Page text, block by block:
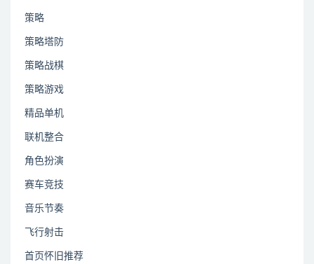
策略
策略塔防
策略战棋
策略游戏
精品单机
联机整合
角色扮演
赛车竞技
音乐节奏
飞行射击
首页怀旧推荐